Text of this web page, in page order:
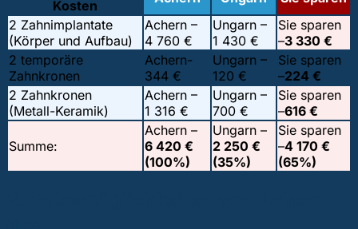
Kosten
2 Zahnimplantate
(Körper und Aufbau)
Achern –
4 760 €
Ungarn –
1 430 €
Sie sparen
–3 330 €
2 temporäre
Zahnkronen
Achern-
344 €
Ungarn –
120 €
Sie sparen
–224 €
2 Zahnkronen
(Metall-Keramik)
Achern –
1 316 €
Ungarn –
700 €
Sie sparen
–616 €
Summe:
Achern –
6 420 €
(100%)
Ungarn –
2 250 €
(35%)
Sie sparen
–4 170 €
(65%)